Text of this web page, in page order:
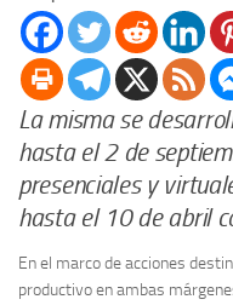
La misma se
hasta el 2 de
presenciales y
hasta el 10 de abril
En el marco de acciones
productivo en ambas